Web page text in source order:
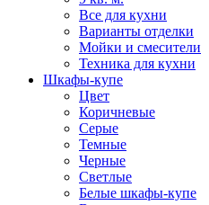
Все для кухни
Варианты отделки
Мойки и смесители
Техника для кухни
Шкафы-купе
Цвет
Коричневые
Серые
Темные
Черные
Светлые
Белые шкафы-купе